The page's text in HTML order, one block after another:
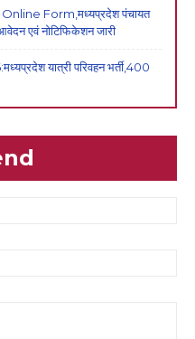
Form,मध्यप्रदेश पंचायत
एवं नोटिफिकेशन जारी
यात्री परिवहन भर्ती,400